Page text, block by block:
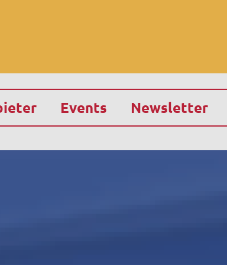
Events Newsletter